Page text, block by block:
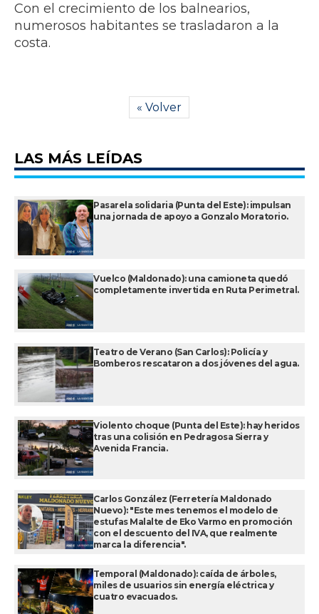
Con el crecimiento de los balnearios,
numerosos habitantes se trasladaron a la
costa.
« Volver
LAS MÁS LEÍDAS
Pasarela solidaria (Punta del Este): impulsan
una jornada de apoyo a Gonzalo Moratorio.
Vuelco (Maldonado): una camioneta quedó
completamente invertida en Ruta Perimetral.
Teatro de Verano (San Carlos): Policía y
Bomberos rescataron a dos jóvenes del agua.
Violento choque (Punta del Este): hay heridos
tras una colisión en Pedragosa Sierra y
Avenida Francia.
Carlos González (Ferretería Maldonado
Nuevo): "Este mes tenemos el modelo de
estufas Malalte de Eko Varmo en promoción
con el descuento del IVA, que realmente
marca la diferencia".
Temporal (Maldonado): caída de árboles,
miles de usuarios sin energía eléctrica y
cuatro evacuados.